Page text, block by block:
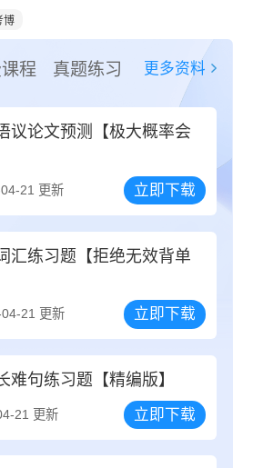
博
程 真题练习 更多资料
议论文预测【极大概率会
21 更新 立即下载
汇练习题【拒绝无效背单
21 更新 立即下载
难句练习题【精编版】
21 更新 立即下载